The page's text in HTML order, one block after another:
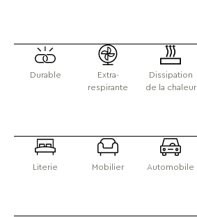
Durable
Extra-
respirante
Dissipation
de la chaleur
Literie Mobilier Automobile